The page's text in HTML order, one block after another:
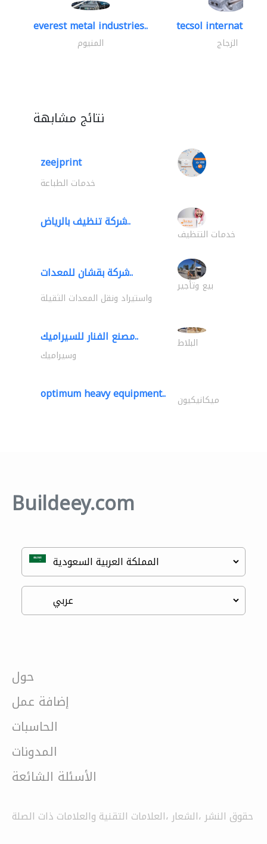
everest metal industries..
المنيوم
tecsol
الزجاج
نتائج مشابهة
zeejprint
خدمات الطباعة
شركة تنظيف بالرياض..
خدمات التنظيف
شركة بقشان للمعدات..
بيع وتأجير
واستيراد ونقل المعدات الثقيلة
مصنع الفنار للسيراميك.. البلاط
وسيراميك
optimum heavy equipment.. ميكانيكيون
Buildeey.com
حول
إضافة عمل
الحاسبات
المدونات
الأسئلة الشائعة
حقوق النشر ،الشعار ،العلامات التقنية والعلامات ذات الصلة